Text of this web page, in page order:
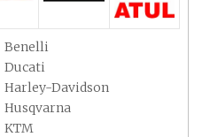
Benelli
Ducati
Harley-Davidson
Husqvarna
KTM